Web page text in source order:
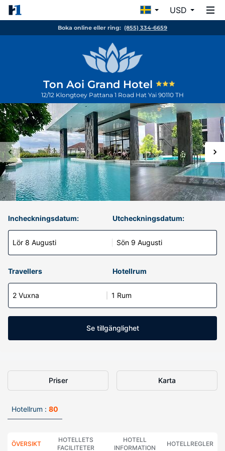
USD
Boka online eller ring: (855) 334-6659
Ton Aoi Grand Hotel
12/12 Klongtoey Pattana 1 Road Hat Yai 90110 TH
Incheckningsdatum:
Lör 8 Augusti
Utcheckningsdatum:
Sön 9 Augusti
Travellers Hotellrum
2 Vuxna 1 Rum
Se tillgänglighet
Priser Karta
Hotellrum : 80
ÖVERSIKT
HOTELLETS
FACILITETER
HOTELL
INFORMATION
HOTELLREGLER